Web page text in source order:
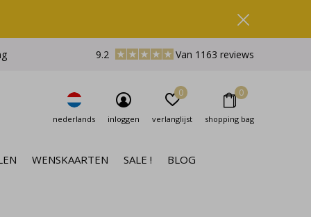
WENSKAARTEN SALE ! BLOG
nederlands inloggen verlanglijst
0
shopping bag
0
9.2 Van 1163 reviews